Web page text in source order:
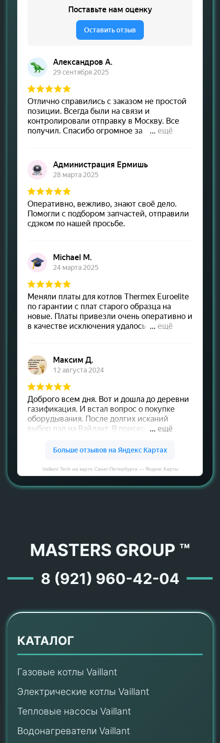
Vaillant Tech на карте Санкт‑Петербурга — Яндекс Карты
MASTERS GROUP ™
8 (921) 960-42-04
КАТАЛОГ
Газовые котлы Vaillant
Электрические котлы Vaillant
Тепловые насосы Vaillant
Водонагреватели Vaillant